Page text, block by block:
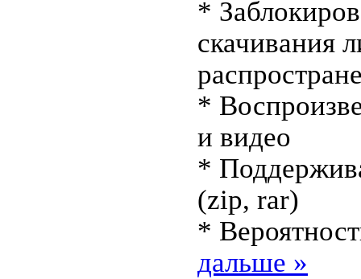
*
cкачивания
*
и видеo
*
(zip, rar)
*
дальше »